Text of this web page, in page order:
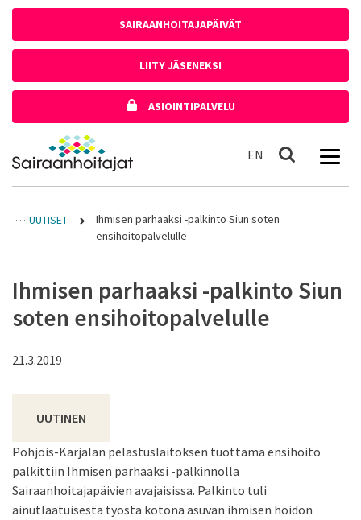
SAIRAANHOITAJAPÄIVÄT
LIITY JÄSENEKSI
ASIOINTIPALVELU
Etusivulle
EN In English
Haku
UUTISET
Ihmisen parhaaksi -palkinto Siun soten
ensihoitopalvelulle
Ihmisen parhaaksi -palkinto Siun
soten ensihoitopalvelulle
21.3.2019
UUTINEN
Pohjois-Karjalan pelastuslaitoksen tuottama ensihoito
palkittiin Ihmisen parhaaksi -palkinnolla
Sairaanhoitajapäivien avajaisissa. Palkinto tuli
ainutlaatuisesta työstä kotona asuvan ihmisen hoidon